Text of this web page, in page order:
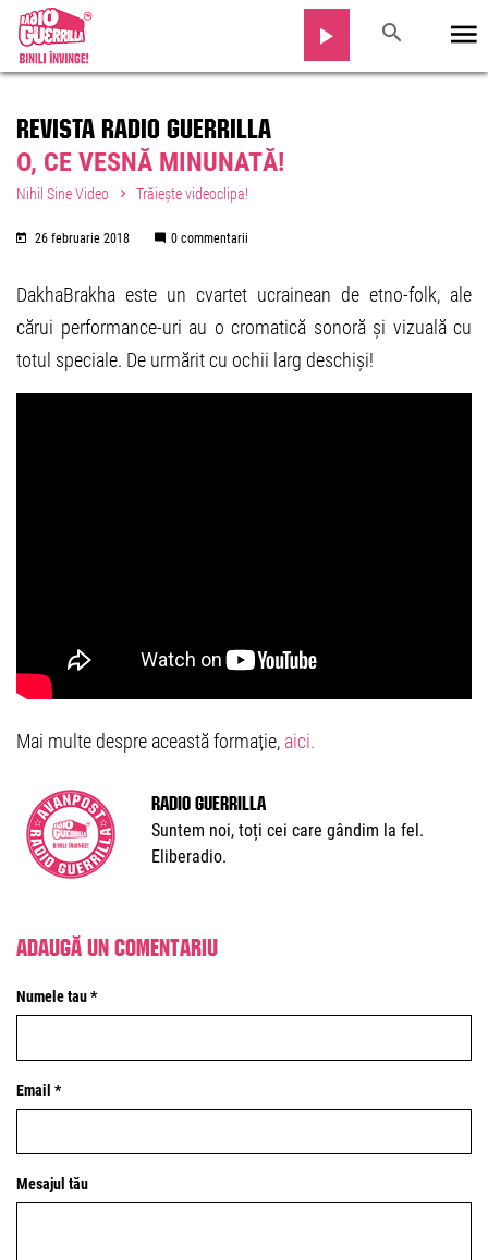
REVISTA RADIO GUERRILLA
O, CE VESNĂ MINUNATĂ!
Nihil Sine Video Trăiește videoclipa!
26 februarie 2018 0 commentarii
DakhaBrakha este un cvartet ucrainean de etno-folk, ale
cărui performance-uri au o cromatică sonoră și vizuală cu
totul speciale. De urmărit cu ochii larg deschiși!
Mai multe despre această formație, aici.
Radio Guerrilla
Suntem noi, toți cei care gândim la fel.
Eliberadio.
Adaugă un comentariu
Numele tau *
Email *
Mesajul tău